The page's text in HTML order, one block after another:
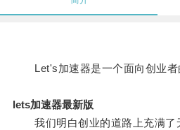
Let's加速器是一个面向创业者
lets加速器最新版
我们明白创业的道路上充满了